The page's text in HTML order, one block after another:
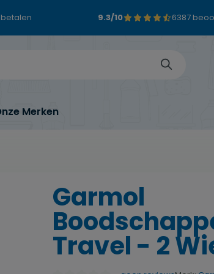
betalen 9.3/10 6387
Merken
Garmol
Travel - 2